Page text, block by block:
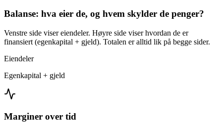
Balanse: hva eier de, og hvem skylder de penger?
Venstre side viser eiendeler. Høyre side viser hvordan de er
finansiert (egenkapital + gjeld). Totalen er alltid lik på begge sider.
Eiendeler
Egenkapital + gjeld
Marginer over tid